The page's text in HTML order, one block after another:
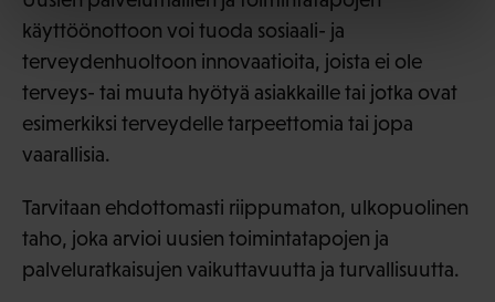
käyttöönottoon voi tuoda sosiaali- ja
terveydenhuoltoon innovaatioita, joista ei ole
terveys- tai muuta hyötyä asiakkaille tai jotka ovat
esimerkiksi terveydelle tarpeettomia tai jopa
vaarallisia.
Tarvitaan ehdottomasti riippumaton, ulkopuolinen
taho, joka arvioi uusien toimintatapojen ja
palveluratkaisujen vaikuttavuutta ja turvallisuutta.